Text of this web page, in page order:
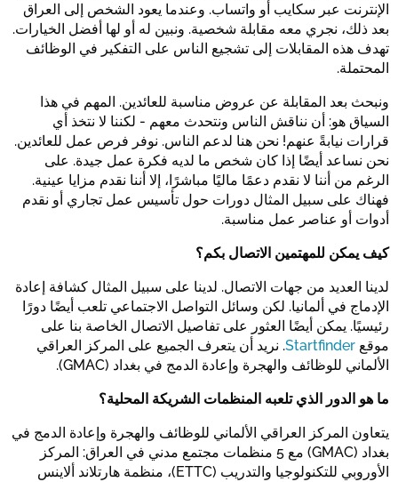
الإنترنت عبر سكايب أو واتساب. وعندما يعود الشخص إلى العراق
بعد ذلك، نجري معه مقابلة شخصية. ونبين له أو لها أفضل الخيارات.
تهدف هذه المقابلات إلى تشجيع الناس على التفكير في الوظائف
المحتملة.
ونبحث بعد المقابلة عن عروض مناسبة للعائدين. المهم في هذا
السياق هو: أن نناقش الناس ونتحدث معهم - لكننا لا نتخذ أي
قرارات نيابةً عنهم! نحن هنا لدعم الناس. نوفر فرص عمل للعائدين.
نحن نساعد أيضًا إذا كان شخص ما لديه فكرة عمل جيدة. على
الرغم من أننا لا نقدم دعمًا ماليًا مباشرًا، إلا أننا نقدم مزايا عينية.
فهناك على سبيل المثال دورات حول تأسيس عمل تجاري أو نقدم
أدوات أو عناصر عمل مناسبة.
كيف يمكن للمهتمين الاتصال بكم؟
لدينا العديد من جهات الاتصال. لدينا على سبيل المثال كشافة إعادة
الإدماج في ألمانيا. لكن وسائل التواصل الاجتماعي تلعب أيضًا دورًا
رئيسيًا. يمكن أيضًا العثور على تفاصيل الاتصال الخاصة بنا على
موقع Startfinder. نريد أن يتعرف الجميع على المركز العراقي
الألماني للوظائف والهجرة وإعادة الدمج في بغداد (GMAC).
ما هو الدور الذي تلعبه المنظمات الشريكة المحلية؟
يتعاون المركز العراقي الألماني للوظائف والهجرة وإعادة الدمج في
بغداد (GMAC) مع 5 منظمات مجتمع مدني في العراق: المركز
الأوروبي للتكنولوجيا والتدريب (ETTC)، منظمة هارتلاند ألاينس